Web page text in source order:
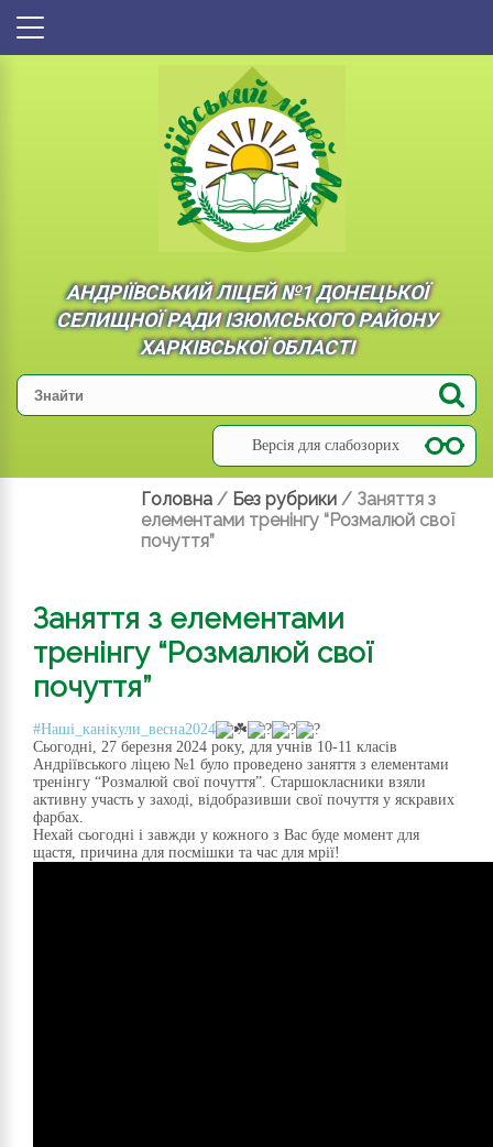
АНДРІЇВСЬКИЙ ЛІЦЕЙ №1 ДОНЕЦЬКОЇ
СЕЛИЩНОЇ РАДИ ІЗЮМСЬКОГО РАЙОНУ
ХАРКІВСЬКОЇ ОБЛАСТІ
Версія для слабозорих
Головна / Без рубрики / Заняття з
елементами тренінгу “Розмалюй свої
почуття”
Заняття з елементами
тренінгу “Розмалюй свої
почуття”
#Наші_канікули_весна2024
Сьогодні, 27 березня 2024 року, для учнів 10-11 класів
Андріївського ліцею №1 було проведено заняття з елементами
тренінгу “Розмалюй свої почуття”. Старшокласники взяли
активну участь у заході, відобразивши свої почуття у яскравих
фарбах.
Нехай сьогодні і завжди у кожного з Вас буде момент для
щастя, причина для посмішки та час для мрії!